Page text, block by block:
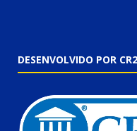
DESENVOLVIDO POR CR2